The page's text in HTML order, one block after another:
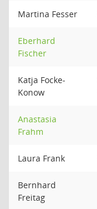
Martina Fesser
Eberhard
Fischer
Katja Focke-
Konow
Anastasia
Frahm
Laura Frank
Bernhard
Freitag